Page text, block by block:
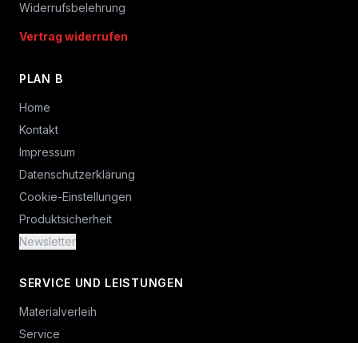
Widerrufsbelehrung
Vertrag widerrufen
PLAN B
Home
Kontakt
Impressum
Datenschutzerklärung
Cookie-Einstellungen
Produktsicherheit
Newsletter
SERVICE UND LEISTUNGEN
Materialverleih
Service